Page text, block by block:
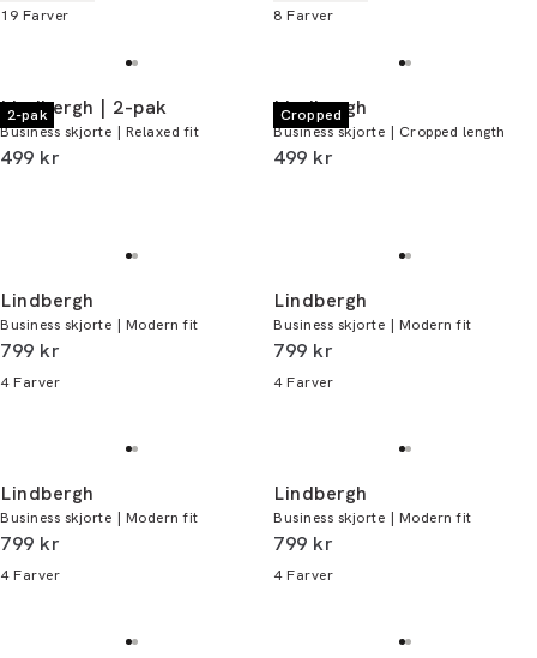
19 Farver
8 Farver
2-pak
Lindbergh | 2-pak
Business skjorte | Relaxed fit
I alt (inkl. rabat)
499 kr
Cropped
Lindbergh
Business skjorte | Cropped length
I alt (inkl. rabat)
499 kr
Lindbergh
Business skjorte | Modern fit
I alt (inkl. rabat)
799 kr
4 Farver
Lindbergh
Business skjorte | Modern fit
I alt (inkl. rabat)
799 kr
4 Farver
Lindbergh
Business skjorte | Modern fit
I alt (inkl. rabat)
799 kr
4 Farver
Lindbergh
Business skjorte | Modern fit
I alt (inkl. rabat)
799 kr
4 Farver